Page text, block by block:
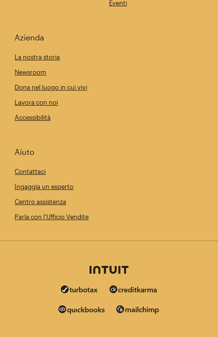
Eventi
Azienda
La nostra storia
Newsroom
Dona nel luogo in cui vivi
Lavora con noi
Accessibilità
Aiuto
Contattaci
Ingaggia un esperto
Centro assistenza
Parla con l'Ufficio Vendite